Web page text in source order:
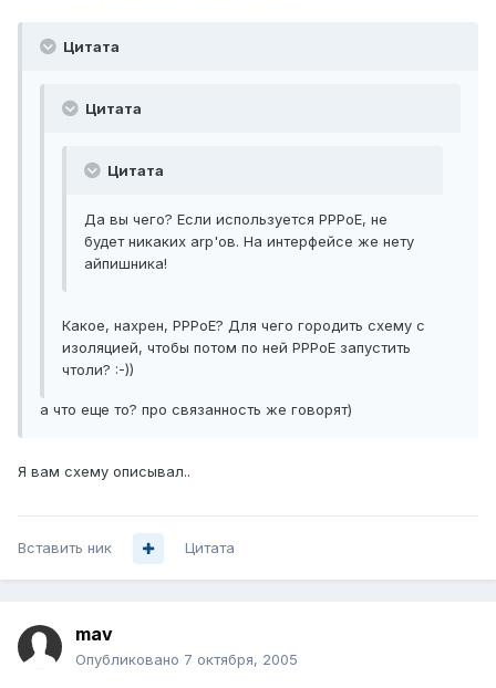
Цитата
Цитата
Цитата
Да вы чего? Если используется PPPoE, не
будет никаких arp'ов. На интерфейсе же нету
айпишника!
Какое, нахрен, PPPoE? Для чего городить схему с
изоляцией, чтобы потом по ней PPPoE запустить
чтоли? :-))
а что еще то? про связанность же говорят)
Я вам схему описывал..
Вставить ник Цитата
mav
Опубликовано 7 октября, 2005